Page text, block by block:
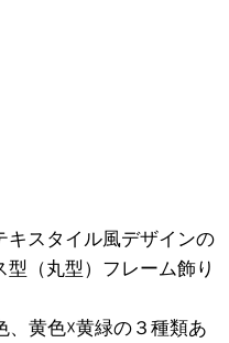
キスタイル風デザインの
（丸型）フレーム飾り
、黄色☓黄緑の３種類あ